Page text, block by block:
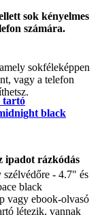
sokféleképpen
vagy a telefon
- 4.7" és
black
vagy ebook-olvasó
létezik, vannak
sok kényelmes
számára.
tartó
black
ipadot rázkódás